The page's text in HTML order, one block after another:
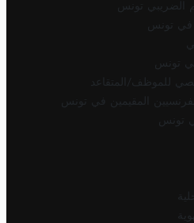
الضريبي تونس
في تونس
تونس
للموظف/المتقاعد
المقيمين في تونس
تونس